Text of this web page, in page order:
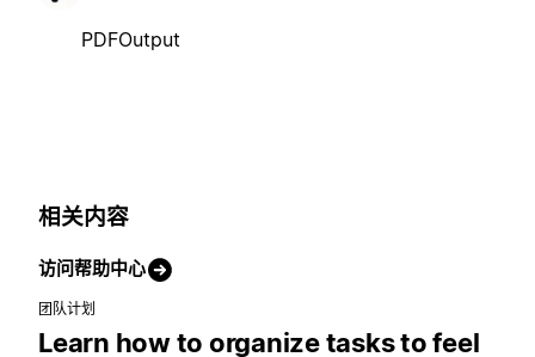
PDFOutput
相关内容
访问帮助中心
团队计划
Learn how to organize tasks to feel